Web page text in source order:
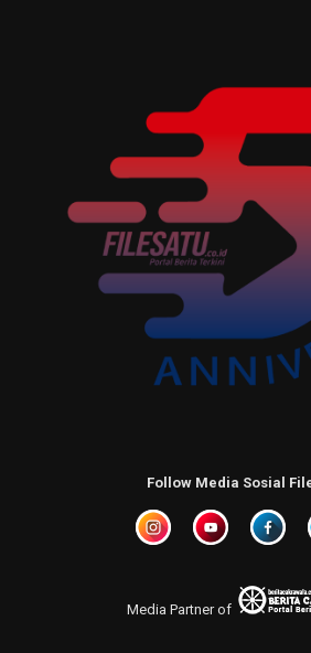
Follow Media Sosial
Media Partner of